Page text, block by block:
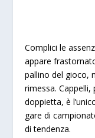
Complici le
appare
pallino del gioco,
rimessa.
doppietta, è
gare di
di tendenza.